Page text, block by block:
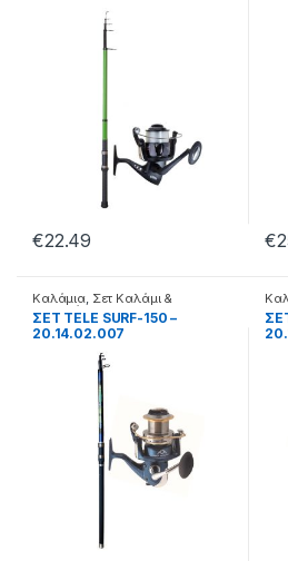
€22.49 €
Καλάμια Σετ Καλάμι &
Μηχανάκι
ΣΕΤ TELE SURF-150 –
20.14.02.007